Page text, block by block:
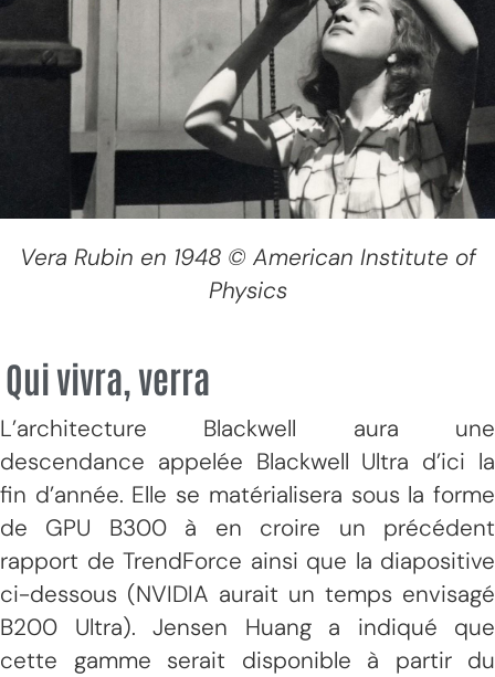
Vera Rubin en 1948 © American Institute of
Physics
Qui vivra, verra
L’architecture Blackwell aura une
descendance appelée Blackwell Ultra d’ici la
fin d’année. Elle se matérialisera sous la forme
de GPU B300 à en croire un précédent
rapport de TrendForce ainsi que la diapositive
ci-dessous (NVIDIA aurait un temps envisagé
B200 Ultra). Jensen Huang a indiqué que
cette gamme serait disponible à partir du